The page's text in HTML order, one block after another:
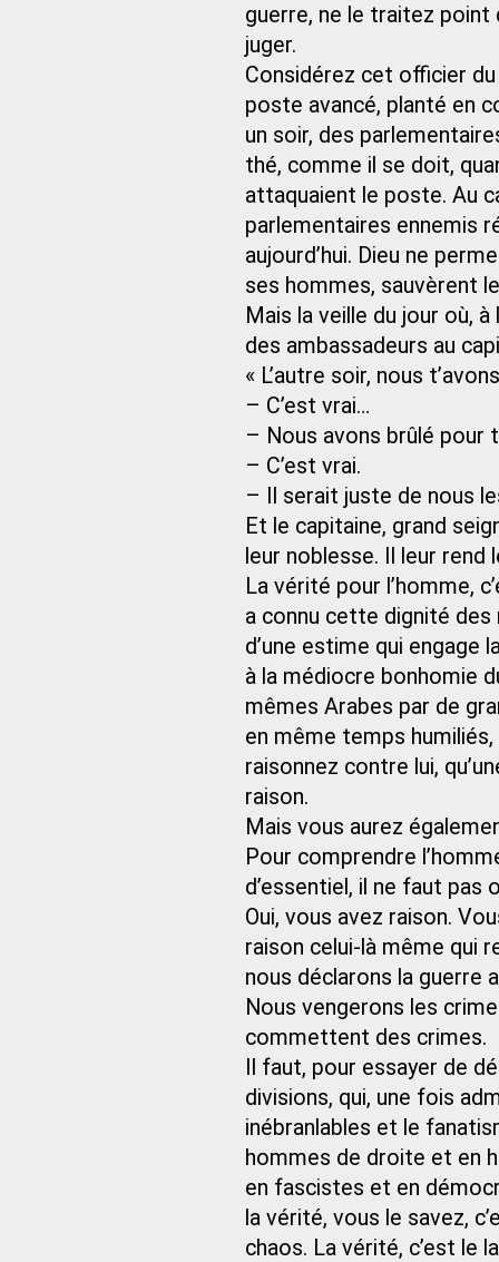
guerre, ne le traitez point
juger.
Considérez cet officier
poste avancé, planté en
un soir, des
thé, comme il se doit,
attaquaient le poste. Au
parlementaires ennemis
aujourd’hui. Dieu ne
ses hommes, sauvèrent
Mais la veille du jour où,
des ambassadeurs au
« L’autre soir, nous
– C’est vrai…
– Nous avons brûlé
– C’est vrai.
– Il serait juste de nous
Et le capitaine, grand
leur noblesse. Il leur
La vérité pour l’homme,
a connu cette dignité
d’une estime qui engage
à la médiocre bonhomie
mêmes Arabes par de
en même temps
raisonnez contre lui,
raison.
Mais vous aurez
Pour comprendre
d’essentiel, il ne faut pas
Oui, vous avez raison.
raison celui-là même qui
nous déclarons la guerre
Nous vengerons les
commettent des crimes.
Il faut, pour essayer de
divisions, qui, une fois
inébranlables et le
hommes de droite et en
en fascistes et en
la vérité, vous le savez,
chaos. La vérité, c’est le